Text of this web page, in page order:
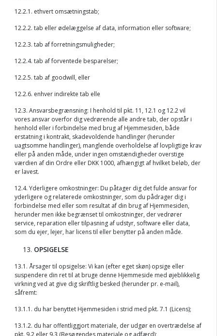
12.2.1. ethvert omsætningstab;
12.2.2. tab eller ødelæggelse af data, information eller software;
12.2.3. tab af forretningsmuligheder;
12.2.4. tab af forventede besparelser;
12.2.5. tab af goodwill, eller
12.2.6. enhver indirekte tab elle
12.3. Ansvarsbegrænsning: I henhold til pkt. 11, 12.1 og 12.2 vil
vores ansvar overfor dig vedrørende alle andre tab, der opstår i
henhold eller i forbindelse med brug af Hjemmesiden, både
erstatning i kontrakt, skadevoldende handlinger (herunder
uagtsomme handlinger), manglende overholdelse af lovpligtige krav
eller på anden måde, under ingen omstændigheder overstige
værdien af din Ordre eller DKK 1000, afhængigt af hvilket beløb, der
er lavest.
12.4. Yderligere omkostninger: Du påtager dig det fulde ansvar for
yderligere og relaterede omkostninger, som du pådrager dig i
forbindelse med eller som resultat af din brug af Hjemmesiden,
herunder men ikke begrænset til omkostninger, der vedrører
service, reparation eller tilpasning af udstyr, software eller data,
som du ejer, lejer, har licens til eller benytter på anden måde.
OPSIGELSE
13.1. Årsager til opsigelse: Vi kan (efter eget skøn) opsige eller
suspendere din ret til at bruge denne Hjemmeside med øjeblikkelig
virkning ved at give dig skriftlig besked (herunder pr. e-mail),
såfremt:
13.1.1. du har benyttet Hjemmesiden i strid med pkt. 7.1 (Licens);
13.1.2. du har offentliggjort materiale, der udgør en overtrædelse af
pkt. 9.2 eller 9.3 (Besøgendes materiale og adfærd);